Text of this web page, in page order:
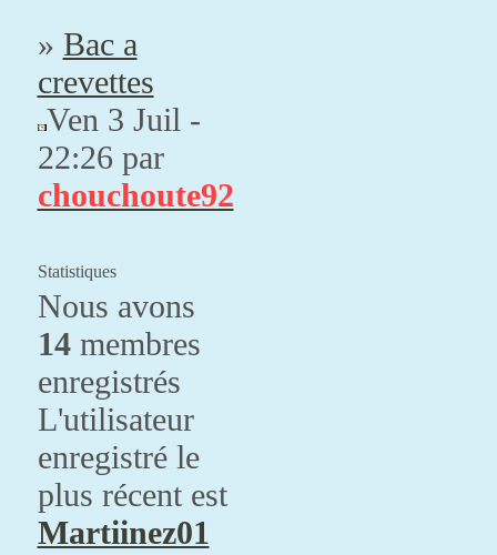
» Bac a
crevettes
Ven 3 Juil -
22:26 par
chouchoute92
Statistiques
Nous avons
14membres
enregistrés
L'utilisateur
enregistré le
plus récent est
Martiinez01